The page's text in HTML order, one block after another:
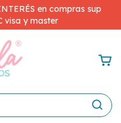
en compras sup
visa y master